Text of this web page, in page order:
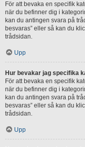
För att bevaka en specifik
när du befinner dig i
kan du antingen svara på
besvaras” eller så kan du
trådsidan.
Upp
Hur bevakar jag specifika
För att bevaka en specifik
när du befinner dig i
kan du antingen svara på
besvaras” eller så kan du
trådsidan.
Upp